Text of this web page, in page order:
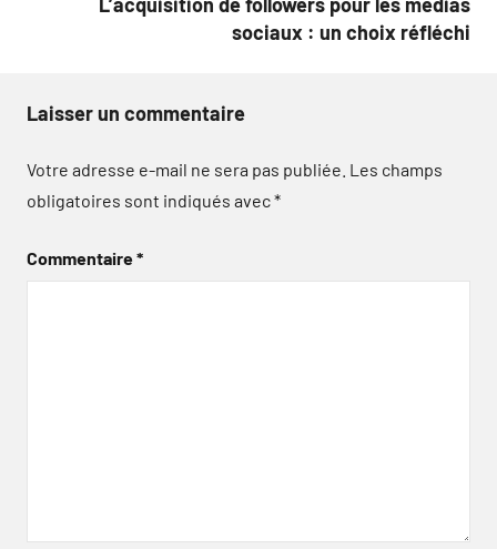
sociaux : un choix réfléchi
Laisser un commentaire
Votre adresse e-mail ne sera pas publiée. Les champs
obligatoires sont indiqués avec*
Commentaire*